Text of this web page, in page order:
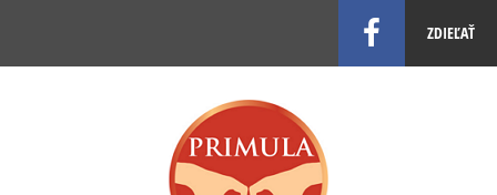
ZDIEĽAŤ